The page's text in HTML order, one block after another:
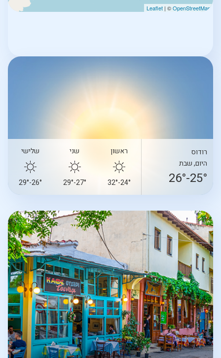
Leaflet | ©OpenStreetMap
רודוס
היום, שבת
25°-26°
ראשון
24°-32°
שני
27°-29°
שלישי
26°-29°